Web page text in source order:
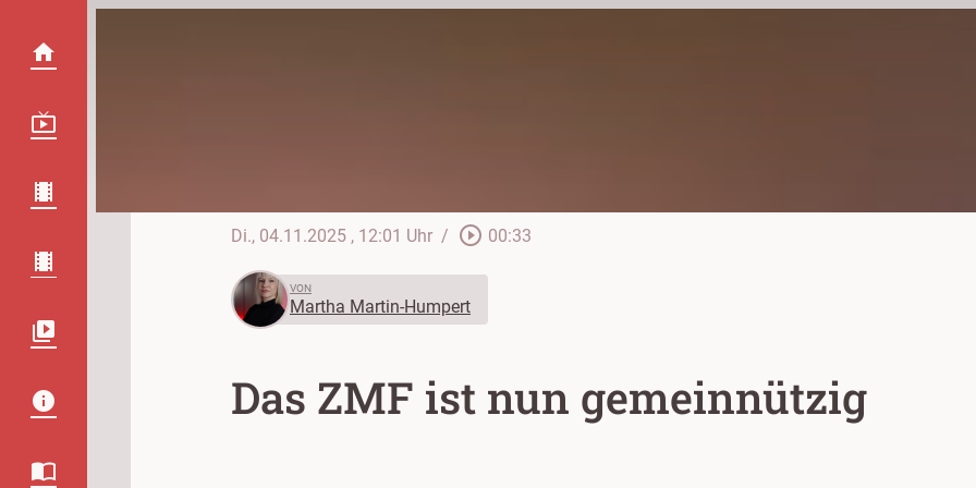
Di., 04.11.2025 , 12:01 Uhr / play_circle_outline 00:33
VON
Martha Martin-Humpert
Das ZMF ist nun gemeinnützig